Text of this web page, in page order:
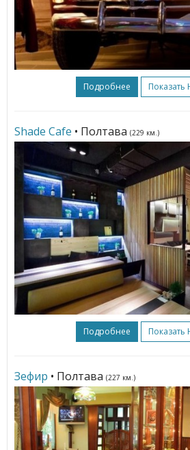
Подробнее Показать
Shade Cafe • Полтава (229 км.)
Подробнее Показать
Зефир • Полтава (227 км.)